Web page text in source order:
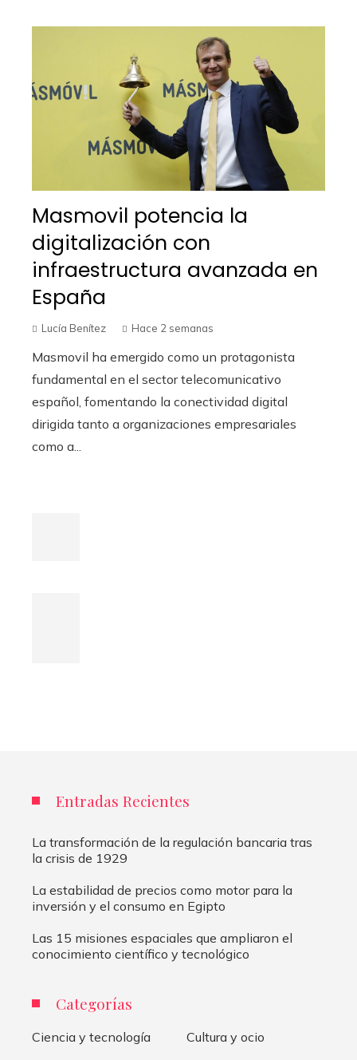
Masmovil potencia la
digitalización con
infraestructura avanzada en
España
Lucía Benítez Hace 2 semanas
Masmovil ha emergido como un protagonista
fundamental en el sector telecomunicativo
español, fomentando la conectividad digital
dirigida tanto a organizaciones empresariales
como a...
Entradas Recientes
La transformación de la regulación bancaria tras
la crisis de 1929
La estabilidad de precios como motor para la
inversión y el consumo en Egipto
Las 15 misiones espaciales que ampliaron el
conocimiento científico y tecnológico
Categorías
Ciencia y tecnología Cultura y ocio